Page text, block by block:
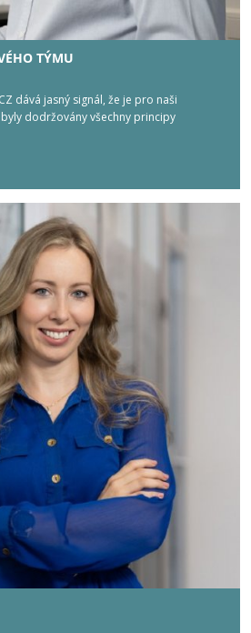
TÝMU
dává jasný signál, že je pro naši
dodržovány všechny principy